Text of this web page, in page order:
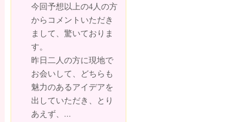
今回予想以上の4人の方
からコメントいただき
まして、驚いておりま
す。
昨日二人の方に現地で
お会いして、どちらも
魅力のあるアイデアを
出していただき、とり
あえず、...